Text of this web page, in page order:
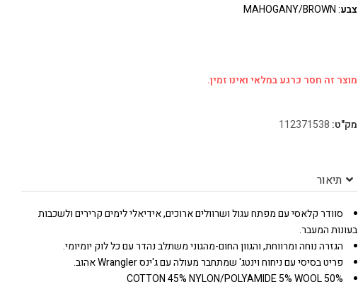
צבע:
MAHOGANY/BROWN
מוצר זה חסר כרגע במלאי ואינו זמין.
מק"ט: 112371538
תיאור
סוודר קלאסי עם מפתח עגול ושרוולים ארוכים, אידיאלי לימים קרירים ולשכבות
בעונות המעבר.
הגזרה נוחה ומרווחת, והגוון החום-מהגוני משתלב נהדר עם כל לוק יומיומי.
פריט בסיסי עם ניחוח וינטג' שמתחבר מעולה עם ג'ינס Wrangler אהוב.
50% COTTON 45% NYLON/POLYAMIDE 5% WOOL